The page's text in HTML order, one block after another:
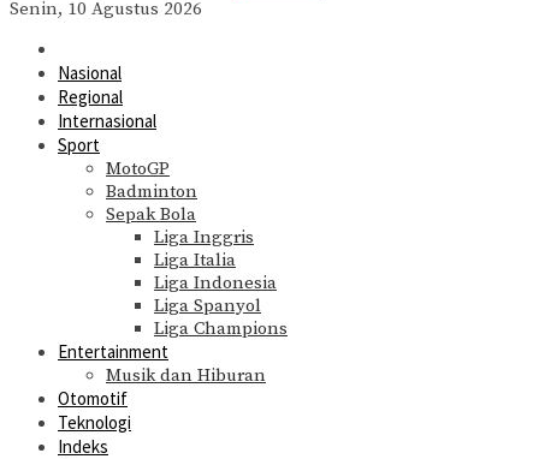
Senin, 10 Agustus 2026
Nasional
Regional
Internasional
Sport
MotoGP
Badminton
Sepak Bola
Liga Inggris
Liga Italia
Liga Indonesia
Liga Spanyol
Liga Champions
Entertainment
Musik dan Hiburan
Otomotif
Teknologi
Indeks